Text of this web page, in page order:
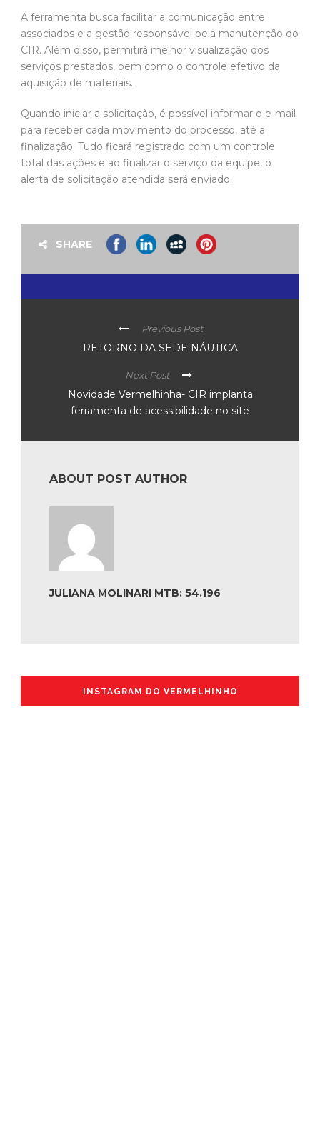
A ferramenta busca facilitar a comunicação entre
associados e a gestão responsável pela manutenção do
CIR. Além disso, permitirá melhor visualização dos
serviços prestados, bem como o controle efetivo da
aquisição de materiais.
Quando iniciar a solicitação, é possível informar o e-mail
para receber cada movimento do processo, até a
finalização. Tudo ficará registrado com um controle
total das ações e ao finalizar o serviço da equipe, o
alerta de solicitação atendida será enviado.
SHARE
Previous Post
RETORNO DA SEDE NÁUTICA
Next Post
Novidade Vermelhinha- CIR implanta
ferramenta de acessibilidade no site
ABOUT POST AUTHOR
JULIANA MOLINARI MTB: 54.196
INSTAGRAM DO VERMELHINHO